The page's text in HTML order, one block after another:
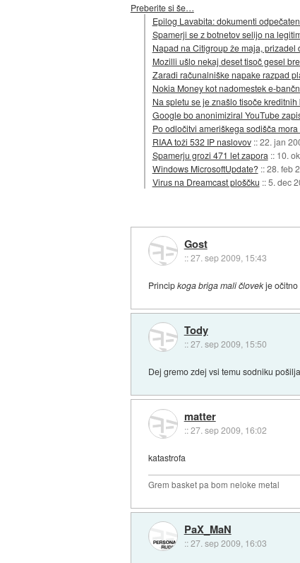
Preberite si še…
Epilog Lavabita: dokumenti
Spamerji se z botnetov selijo na
Napad na Citigroup že maja, prizadel
Mozilli ušlo nekaj deset tisoč gesel
Zaradi računalniške napake razpad
Nokia Money kot nadomestek e-
Na spletu se je znašlo tisoče kreditnih
Google bo anonimiziral YouTube
Po odločitvi ameriškega sodišča
RIAA toži 532 IP naslovov ::22. jan
Spamerju grozi 471 let zapora :: 10.
Windows MicrosoftUpdate? ::28. feb
Virus na Dreamcast ploščku ::5. dec
Gost
::27. sep 2009, 15:43
Principkoga briga mali človekje očitno
Tody
::27. sep 2009, 15:50
Dej gremo zdej vsi temu sodniku
matter
::27. sep 2009, 16:02
katastrofa
Grem basket pa bom neloke metal
PaX_MaN
::27. sep 2009, 16:03